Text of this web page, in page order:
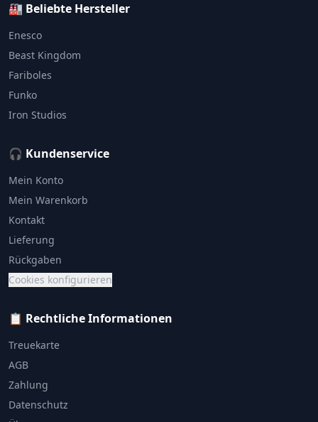
🏭 Beliebte Hersteller
Enesco
Beast Kingdom
Fariboles
Funko
Iron Studios
🎧 Kundenservice
Mein Konto
Mein Warenkorb
Kontakt
Lieferung
Rückgaben
Cookies konfigurieren
📋 Rechtliche Informationen
Treuekarte
AGB
Zahlung
Datenschutz